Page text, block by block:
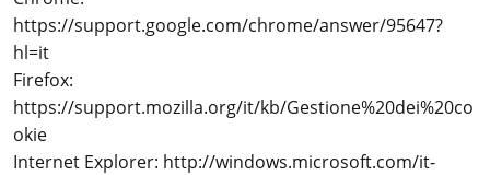
https://support.google.com/chrome/answer/95647?
hl=it
Firefox:
https://support.mozilla.org/it/kb/Gestione%20dei%20co
okie
Internet Explorer: http://windows.microsoft.com/it-